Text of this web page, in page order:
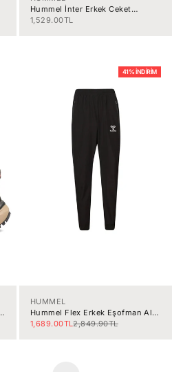
Hummel İnter Erkek Ceket
922405-2001
İndirimli fiyat
1,529.00TL
41% İNDIRIM
HUMMEL
Hummel Flex Erkek Eşofman Altı
932379-2001
İndirimli fiyat
1,689.00TLNormal fiyat
2,849.90TL